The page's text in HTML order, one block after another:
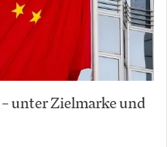
unter Zielmarke und